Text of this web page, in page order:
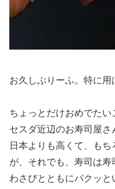
お久しぶりーふ。特に用
ちょっとだけおめでた
セスダ近辺のお寿司屋さ
日本よりも高くて、も
が、それでも、寿司は
わさびとともにパクッ